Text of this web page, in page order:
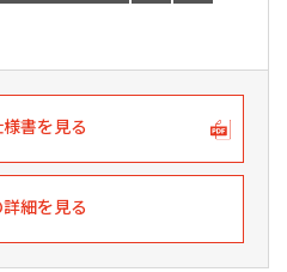
書を見る
細を見る